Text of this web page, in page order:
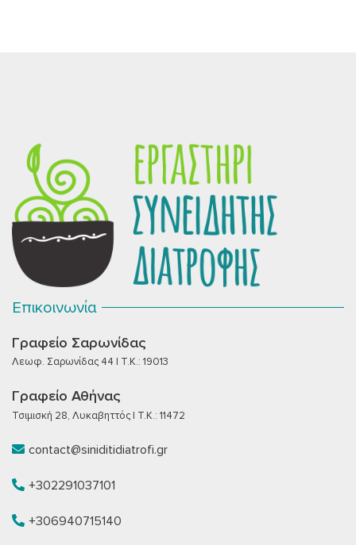
Επικοινωνία
Γραφείο Σαρωνίδας
Λεωφ. Σαρωνίδας 44 | T.K.: 19013
Γραφείο Αθήνας
Τσιμισκή 28, Λυκαβηττός | T.K.: 11472
contact@siniditidiatrofi.gr
+302291037101
+306940715140